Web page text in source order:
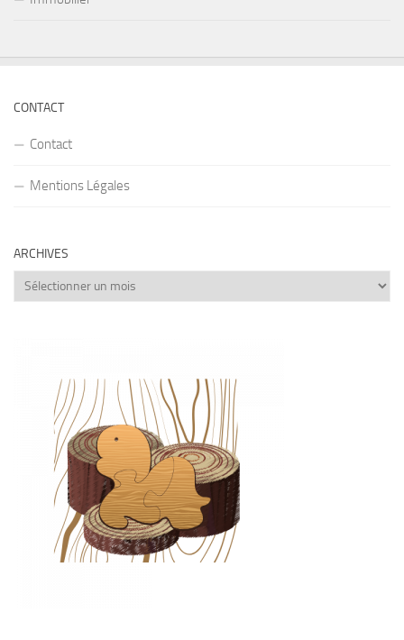
CONTACT
Contact
Mentions Légales
ARCHIVES
Archives